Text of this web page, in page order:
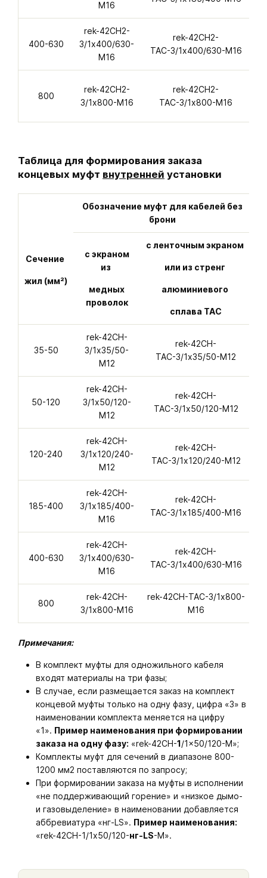
M16
400-630
rek-42CH2-
3/1х400/630-
M16
rek-42CH2-
ТАС-3/1х400/630-M16
800
rek-42CH2-
3/1х800-M16
rek-42CH2-
ТАС-3/1х800-M16
Таблица для формирования заказа
концевых муфт внутренней установки
Сечение
жил (мм²)
Обозначение муфт для кабелей без
брони
с экраном
из
медных
проволок
с ленточным экраном
или из стренг
алюминиевого
сплава ТАС
35-50
rek-42CH-
3/1х35/50-
M12
rek-42CH-
ТАС-3/1х35/50-M12
50-120
rek-42CH-
3/1х50/120-
M12
rek-42CH-
ТАС-3/1х50/120-M12
120-240
rek-42CH-
3/1х120/240-
M12
rek-42CH-
ТАС-3/1х120/240-M12
185-400
rek-42CH-
3/1х185/400-
M16
rek-42CH-
ТАС-3/1х185/400-M16
400-630
rek-42CH-
3/1х400/630-
M16
rek-42CH-
ТАС-3/1х400/630-M16
800
rek-42CH-
3/1х800-M16
rek-42CH-ТАС-3/1х800-
M16
Примечания:
В комплект муфты для одножильного кабеля
входят материалы на три фазы;
В случае, если размещается заказ на комплект
концевой муфты только на одну фазу, цифра «3» в
наименовании комплекта меняется на цифру
«1». Пример наименования при формировании
заказа на одну фазу: «rek-42CH-1/1x50/120-M»;
Комплекты муфт для сечений в диапазоне 800-
1200 мм2 поставляются по запросу;
При формировании заказа на муфты в исполнении
«не поддерживающий горение» и «низкое дымо-
и газовыделение» в наименовании добавляется
аббревиатура «нг-LS». Пример наименования:
«rek-42CH-1/1х50/120-нг-LS-M».